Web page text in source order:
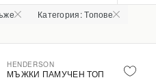
Категория: Топове
PLUS SIZE
HENDERSON
МЪЖКИ ПАМУЧЕН ТОП